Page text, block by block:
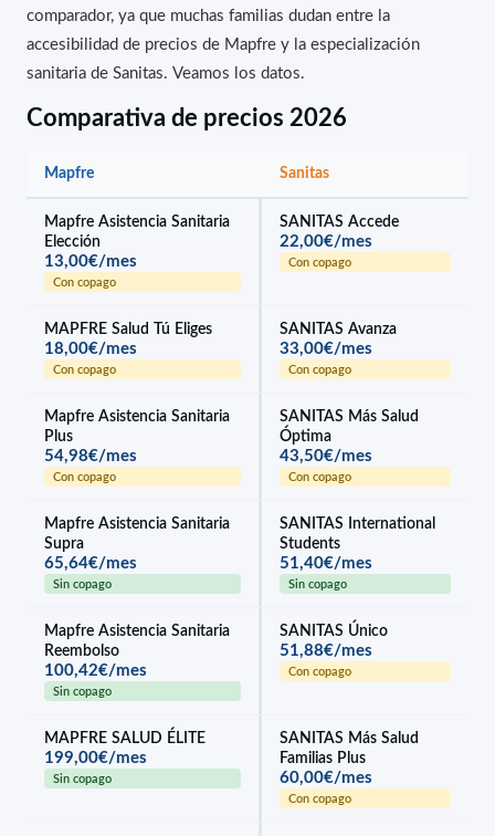
comparador, ya que muchas familias dudan entre la
accesibilidad de precios de Mapfre y la especialización
sanitaria de Sanitas. Veamos los datos.
Comparativa de precios 2026
Mapfre Sanitas
Mapfre Asistencia Sanitaria
Elección
13,00€/mes
Con copago
SANITAS Accede
22,00€/mes
Con copago
MAPFRE Salud Tú Eliges
18,00€/mes
Con copago
SANITAS Avanza
33,00€/mes
Con copago
Mapfre Asistencia Sanitaria
Plus
54,98€/mes
Con copago
SANITAS Más Salud
Óptima
43,50€/mes
Con copago
Mapfre Asistencia Sanitaria
Supra
65,64€/mes
Sin copago
SANITAS International
Students
51,40€/mes
Sin copago
Mapfre Asistencia Sanitaria
Reembolso
100,42€/mes
Sin copago
SANITAS Único
51,88€/mes
Con copago
MAPFRE SALUD ÉLITE
199,00€/mes
Sin copago
SANITAS Más Salud
Familias Plus
60,00€/mes
Con copago